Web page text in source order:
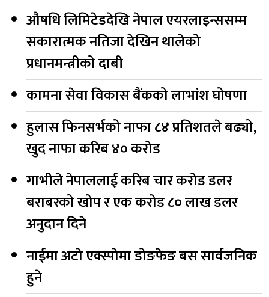
औषधि लिमिटेडदेखि नेपाल एयरलाइन्ससम्म
सकारात्मक नतिजा देखिन थालेको
प्रधानमन्त्रीको दाबी
कामना सेवा विकास बैंकको लाभांश घोषणा
हुलास फिनसर्भको नाफा ८४ प्रतिशतले बढ्यो,
खुद नाफा करिब ४० करोड
गाभीले नेपाललाई करिब चार करोड डलर
बराबरको खोप र एक करोड ८० लाख डलर
अनुदान दिने
नाईमा अटो एक्स्पोमा डोङफेङ बस सार्वजनिक
हुने